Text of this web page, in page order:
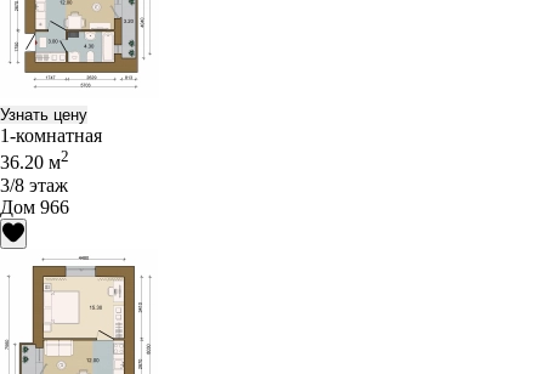
Узнать цену
1-комнатная
36.20 м2
3/8 этаж
Дом 966